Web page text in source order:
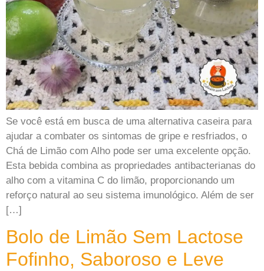
Se você está em busca de uma alternativa caseira para
ajudar a combater os sintomas de gripe e resfriados, o
Chá de Limão com Alho pode ser uma excelente opção.
Esta bebida combina as propriedades antibacterianas do
alho com a vitamina C do limão, proporcionando um
reforço natural ao seu sistema imunológico. Além de ser
[…]
Bolo de Limão Sem Lactose
Fofinho, Saboroso e Leve